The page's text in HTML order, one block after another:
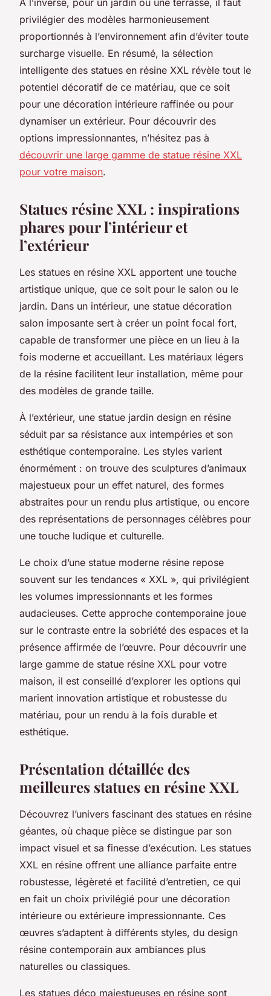
privilégier des modèles harmonieusement
proportionnés à l’environnement afin d’éviter toute
surcharge visuelle. En résumé, la sélection
intelligente des statues en résine XXL révèle tout le
potentiel décoratif de ce matériau, que ce soit
pour une décoration intérieure raffinée ou pour
dynamiser un extérieur. Pour découvrir des
options impressionnantes, n’hésitez pas à
découvrir une large gamme de statue résine XXL
pour votre maison.
Statues résine XXL : inspirations
phares pour l’intérieur et
l’extérieur
Les statues en résine XXL apportent une touche
artistique unique, que ce soit pour le salon ou le
jardin. Dans un intérieur, une statue décoration
salon imposante sert à créer un point focal fort,
capable de transformer une pièce en un lieu à la
fois moderne et accueillant. Les matériaux légers
de la résine facilitent leur installation, même pour
des modèles de grande taille.
À l’extérieur, une statue jardin design en résine
séduit par sa résistance aux intempéries et son
esthétique contemporaine. Les styles varient
énormément : on trouve des sculptures d’animaux
majestueux pour un effet naturel, des formes
abstraites pour un rendu plus artistique, ou encore
des représentations de personnages célèbres pour
une touche ludique et culturelle.
Le choix d’une statue moderne résine repose
souvent sur les tendances « XXL », qui privilégient
les volumes impressionnants et les formes
audacieuses. Cette approche contemporaine joue
sur le contraste entre la sobriété des espaces et la
présence affirmée de l’œuvre. Pour découvrir une
large gamme de statue résine XXL pour votre
maison, il est conseillé d’explorer les options qui
marient innovation artistique et robustesse du
matériau, pour un rendu à la fois durable et
esthétique.
Présentation détaillée des
meilleures statues en résine XXL
Découvrez l’univers fascinant des statues en résine
géantes, où chaque pièce se distingue par son
impact visuel et sa finesse d’exécution. Les statues
XXL en résine offrent une alliance parfaite entre
robustesse, légèreté et facilité d’entretien, ce qui
en fait un choix privilégié pour une décoration
intérieure ou extérieure impressionnante. Ces
œuvres s’adaptent à différents styles, du design
résine contemporain aux ambiances plus
naturelles ou classiques.
Les statues déco majestueuses en résine sont